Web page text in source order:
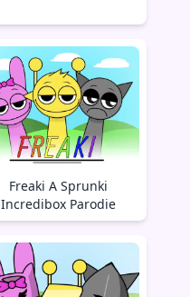
Freaki A Sprunki
Incredibox Parodie